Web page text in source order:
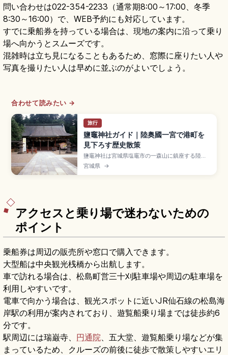
問い合わせは022-354-2233（通常期8:00～17:00、冬季
8:30～16:00）で、WEB予約にも対応しています。
すでに乗船券を持っている場合は、現地の案内に沿って乗り
場へ向かうとスムーズです。
混雑時は立ち見になることもあるため、窓際に座りたい人や
写真を撮りたい人は早めに並ぶのがよいでしょう。
合わせて読みたい →
旅行
鹽竈神社ガイド｜陸奥國一宮で港町を
見下ろす歴史散策
鹽竈神社は宮城県塩竈市の一森山に鎮座する陸奥
國一宮で、塩土老翁神を主祭神に祀る格式高い古
社です。地元では「しおがまさま」の愛称で親し
宮城県 →
アクセスと乗り場で迷わないための
ポイント
乗船券は周辺の販売所や窓口で購入できます。
大型船は中央観光桟橋から出航します。
車で訪れる場合は、松島町営三十刈駐車場や周辺の駐車場を
利用しやすいです。
電車で向かう場合は、観光スポットに近いJR仙石線の松島海
岸駅の利用が案内されており、遊覧船乗り場までは徒歩約6
分です。
駅周辺には瑞巌寺、 円通院 、五大堂、遊覧船乗り場などが集
まっているため、クルーズの前後に徒歩で散策しやすいエリ